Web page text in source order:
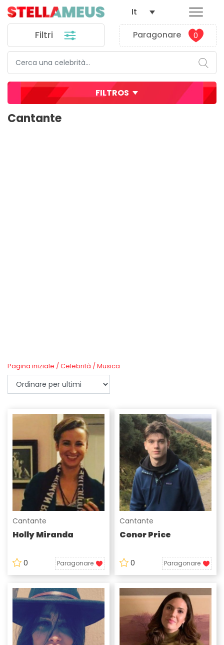
Filtri Paragonare 0
It
FILTROS
Pagina iniziale /Celebrità /Musica
Cantante
Cantante
Holly Miranda
0 Paragonare
Cantante
Conor Price
0 Paragonare